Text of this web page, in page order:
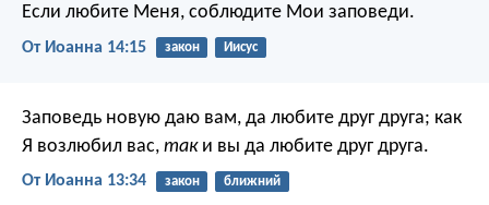
Если любите Меня, соблюдите Мои заповеди.
От Иоанна 14:15 закон Иисус
Заповедь новую даю вам, да любите друг друга; как
Я возлюбил вас, таки вы да любите друг друга.
От Иоанна 13:34 закон ближний